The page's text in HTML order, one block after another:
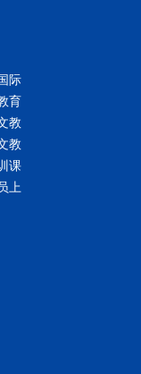
际
育
教
教
课
上